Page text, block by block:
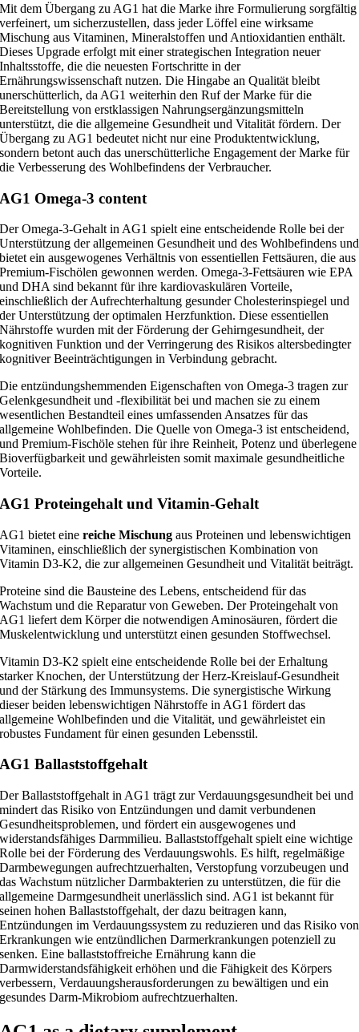
Mit dem Übergang zu AG1 hat die Marke ihre Formulierung sorgfältig
verfeinert, um sicherzustellen, dass jeder Löffel eine wirksame
Mischung aus Vitaminen, Mineralstoffen und Antioxidantien enthält.
Dieses Upgrade erfolgt mit einer strategischen Integration neuer
Inhaltsstoffe, die die neuesten Fortschritte in der
Ernährungswissenschaft nutzen. Die Hingabe an Qualität bleibt
unerschütterlich, da AG1 weiterhin den Ruf der Marke für die
Bereitstellung von erstklassigen Nahrungsergänzungsmitteln
unterstützt, die die allgemeine Gesundheit und Vitalität fördern. Der
Übergang zu AG1 bedeutet nicht nur eine Produktentwicklung,
sondern betont auch das unerschütterliche Engagement der Marke für
die Verbesserung des Wohlbefindens der Verbraucher.
AG1 Omega-3 content
Der Omega-3-Gehalt in AG1 spielt eine entscheidende Rolle bei der
Unterstützung der allgemeinen Gesundheit und des Wohlbefindens und
bietet ein ausgewogenes Verhältnis von essentiellen Fettsäuren, die aus
Premium-Fischölen gewonnen werden. Omega-3-Fettsäuren wie EPA
und DHA sind bekannt für ihre kardiovaskulären Vorteile,
einschließlich der Aufrechterhaltung gesunder Cholesterinspiegel und
der Unterstützung der optimalen Herzfunktion. Diese essentiellen
Nährstoffe wurden mit der Förderung der Gehirngesundheit, der
kognitiven Funktion und der Verringerung des Risikos altersbedingter
kognitiver Beeinträchtigungen in Verbindung gebracht.
Die entzündungshemmenden Eigenschaften von Omega-3 tragen zur
Gelenkgesundheit und -flexibilität bei und machen sie zu einem
wesentlichen Bestandteil eines umfassenden Ansatzes für das
allgemeine Wohlbefinden. Die Quelle von Omega-3 ist entscheidend,
und Premium-Fischöle stehen für ihre Reinheit, Potenz und überlegene
Bioverfügbarkeit und gewährleisten somit maximale gesundheitliche
Vorteile.
AG1 Proteingehalt und Vitamin-Gehalt
AG1 bietet einereiche Mischung aus Proteinen und lebenswichtigen
Vitaminen, einschließlich der synergistischen Kombination von
Vitamin D3-K2, die zur allgemeinen Gesundheit und Vitalität beiträgt.
Proteine sind die Bausteine des Lebens, entscheidend für das
Wachstum und die Reparatur von Geweben. Der Proteingehalt von
AG1 liefert dem Körper die notwendigen Aminosäuren, fördert die
Muskelentwicklung und unterstützt einen gesunden Stoffwechsel.
Vitamin D3-K2 spielt eine entscheidende Rolle bei der Erhaltung
starker Knochen, der Unterstützung der Herz-Kreislauf-Gesundheit
und der Stärkung des Immunsystems. Die synergistische Wirkung
dieser beiden lebenswichtigen Nährstoffe in AG1 fördert das
allgemeine Wohlbefinden und die Vitalität, und gewährleistet ein
robustes Fundament für einen gesunden Lebensstil.
AG1 Ballaststoffgehalt
Der Ballaststoffgehalt in AG1 trägt zur Verdauungsgesundheit bei und
mindert das Risiko von Entzündungen und damit verbundenen
Gesundheitsproblemen, und fördert ein ausgewogenes und
widerstandsfähiges Darmmilieu. Ballaststoffgehalt spielt eine wichtige
Rolle bei der Förderung des Verdauungswohls. Es hilft, regelmäßige
Darmbewegungen aufrechtzuerhalten, Verstopfung vorzubeugen und
das Wachstum nützlicher Darmbakterien zu unterstützen, die für die
allgemeine Darmgesundheit unerlässlich sind. AG1 ist bekannt für
seinen hohen Ballaststoffgehalt, der dazu beitragen kann,
Entzündungen im Verdauungssystem zu reduzieren und das Risiko von
Erkrankungen wie entzündlichen Darmerkrankungen potenziell zu
senken. Eine ballaststoffreiche Ernährung kann die
Darmwiderstandsfähigkeit erhöhen und die Fähigkeit des Körpers
verbessern, Verdauungsherausforderungen zu bewältigen und ein
gesundes Darm-Mikrobiom aufrechtzuerhalten.